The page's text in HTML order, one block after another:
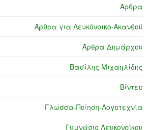
Άρθρα
Άρθρα για Λευκόνοικο-Ακανθού
Άρθρα Δημάρχου
Βασίλης Μιχαηλίδης
Βίντεο
Γλώσσα-Ποίηση-Λογοτεχνία
Γυμνάσιο Λευκονοίκου